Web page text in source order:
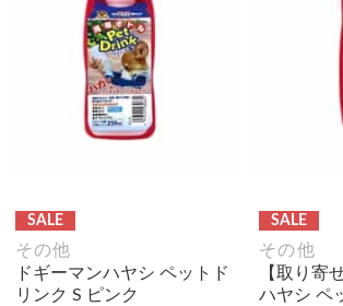
SALE
その他
ドギーマンハヤシ ペットド
リンク S ピンク
SALE
その他
【取り寄
ハヤシ ペ